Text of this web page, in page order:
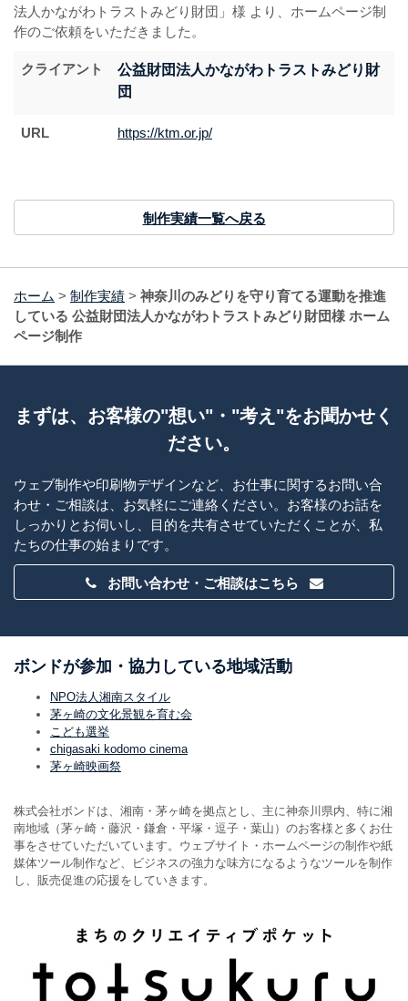
法人かながわトラストみどり財団」様 より、ホームページ制
作のご依頼をいただきました。
クライアント
公益財団法人かながわトラストみどり財
団
URL https://ktm.or.jp/
制作実績一覧へ戻る
ホーム > 制作実績 > 神奈川のみどりを守り育てる運動を推進
している 公益財団法人かながわトラストみどり財団様 ホーム
ページ制作
まずは、お客様の"想い"・"考え"をお聞かせく
ださい。
ウェブ制作や印刷物デザインなど、お仕事に関するお問い合
わせ・ご相談は、お気軽にご連絡ください。お客様のお話を
しっかりとお伺いし、目的を共有させていただくことが、私
たちの仕事の始まりです。
お問い合わせ・ご相談はこちら
ボンドが参加・協力している地域活動
NPO法人湘南スタイル
茅ヶ崎の文化景観を育む会
こども選挙
chigasaki kodomo cinema
茅ヶ崎映画祭
株式会社ボンドは、湘南・茅ヶ崎を拠点とし、主に神奈川県内、特に湘
南地域（茅ヶ崎・藤沢・鎌倉・平塚・逗子・葉山）のお客様と多くお仕
事をさせていただいています。ウェブサイト・ホームページの制作や紙
媒体ツール制作など、ビジネスの強力な味方になるようなツールを制作
し、販売促進の応援をしていきます。